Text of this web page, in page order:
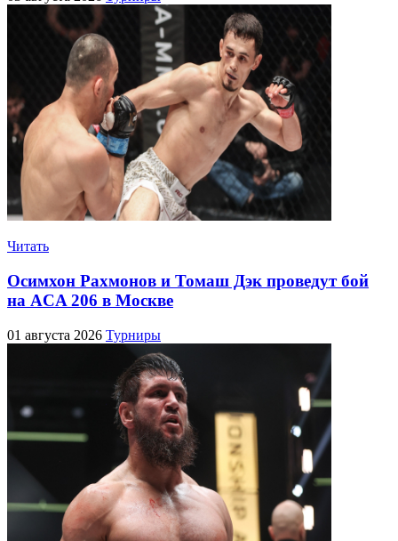
Читать
Осимхон Рахмонов и Томаш Дэк проведут бой
на ACA 206 в Москве
01 августа 2026 Турниры